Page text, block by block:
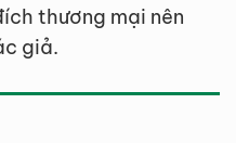
thương mại nên
giả.